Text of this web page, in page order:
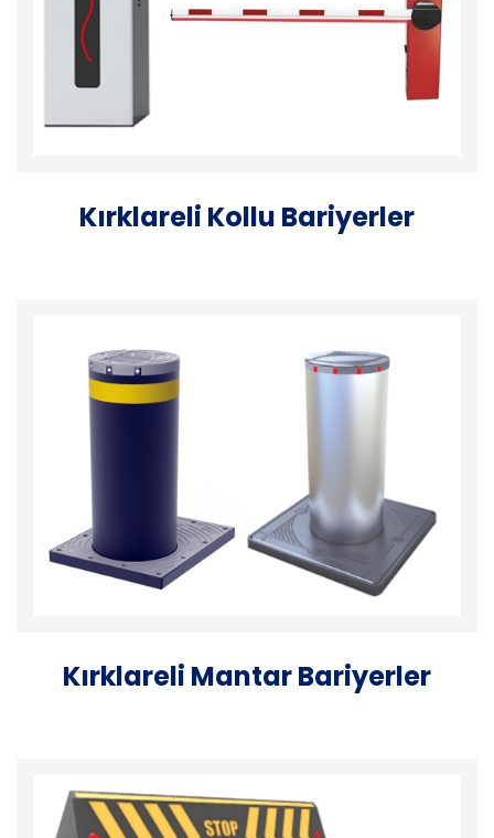
Kırklareli Kollu Bariyerler
Kırklareli Mantar Bariyerler